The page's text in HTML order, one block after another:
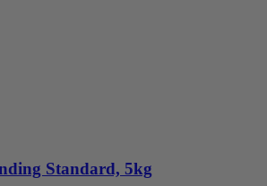
Standard, 5kg